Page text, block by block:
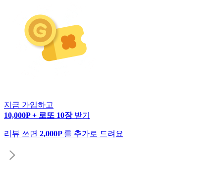
지금 가입하고
10,000P + 로또 10장 받기
리뷰 쓰면 2,000P 를 추가로 드려요